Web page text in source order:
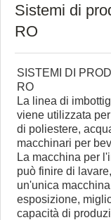
Sistemi di
RO
SISTEMI DI
RO
La linea di
viene utilizzata
di poliestere,
macchinari per
La macchina per
può finire di
un'unica
esposizione,
capacità di